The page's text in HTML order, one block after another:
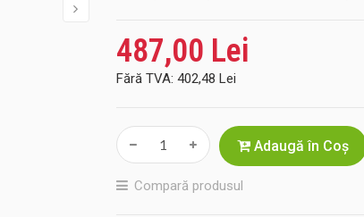
487,00 Lei
Fără TVA: 402,48 Lei
Adaugă în Coş
Compară produsul